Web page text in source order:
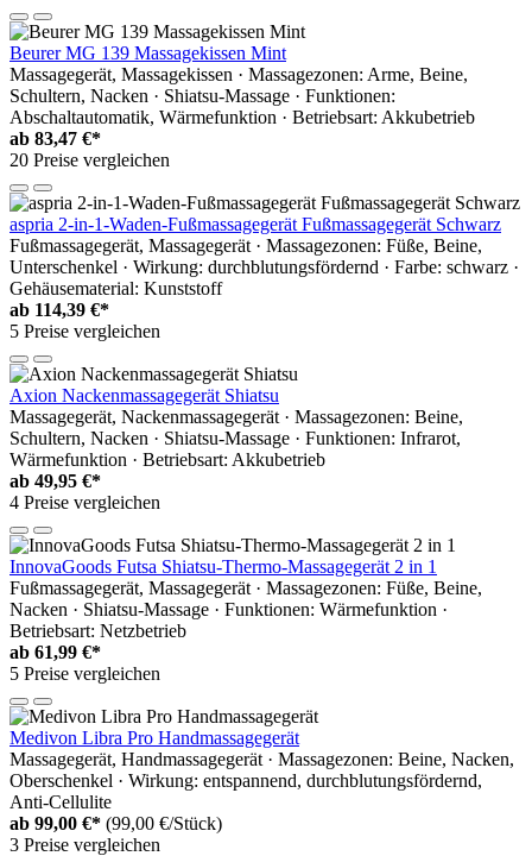
Beurer MG 139 Massagekissen Mint
Massagegerät, Massagekissen · Massagezonen: Arme, Beine,
Schultern, Nacken · Shiatsu-Massage · Funktionen:
Abschaltautomatik, Wärmefunktion · Betriebsart: Akkubetrieb
ab 83,47 €*
20 Preise vergleichen
aspria 2-in-1-Waden-Fußmassagegerät Fußmassagegerät Schwarz
Fußmassagegerät, Massagegerät · Massagezonen: Füße, Beine,
Unterschenkel · Wirkung: durchblutungsfördernd · Farbe: schwarz ·
Gehäusematerial: Kunststoff
ab 114,39 €*
5 Preise vergleichen
Axion Nackenmassagegerät Shiatsu
Massagegerät, Nackenmassagegerät · Massagezonen: Beine,
Schultern, Nacken · Shiatsu-Massage · Funktionen: Infrarot,
Wärmefunktion · Betriebsart: Akkubetrieb
ab 49,95 €*
4 Preise vergleichen
InnovaGoods Futsa Shiatsu-Thermo-Massagegerät 2 in 1
Fußmassagegerät, Massagegerät · Massagezonen: Füße, Beine,
Nacken · Shiatsu-Massage · Funktionen: Wärmefunktion ·
Betriebsart: Netzbetrieb
ab 61,99 €*
5 Preise vergleichen
Medivon Libra Pro Handmassagegerät
Massagegerät, Handmassagegerät · Massagezonen: Beine, Nacken,
Oberschenkel · Wirkung: entspannend, durchblutungsfördernd,
Anti-Cellulite
ab 99,00 €* (99,00 €/Stück)
3 Preise vergleichen